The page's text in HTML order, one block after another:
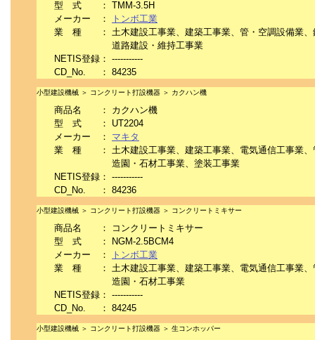
型 式 ： TMM-3.5H
メーカー
：
トンボ工業
業 種
： 土木建設工事業、建築工事業、管・空調設備業
道路建設・維持工事業
NETIS登録 ： -----------
CD_No.
： 84235
小型建設機械 ＞ コンクリート打設機器 ＞ カクハン機
商品名 ： カクハン機
型 式
： UT2204
メーカー
： マキタ
業 種
： 土木建設工事業、建築工事業、電気通信工事業
造園・石材工事業、塗装工事業
NETIS登録 ： -----------
CD_No.
： 84236
小型建設機械 ＞ コンクリート打設機器 ＞ コンクリートミキサー
商品名 ：
コンクリートミキサー
型 式
：
NGM-2.5BCM4
メーカー
：
トンボ工業
業 種
： 土木建設工事業、建築工事業、電気通信工事業
造園・石材工事業
NETIS登録 ： -----------
CD_No.
： 84245
小型建設機械 ＞ コンクリート打設機器 ＞ 生コンホッパー